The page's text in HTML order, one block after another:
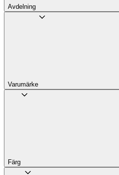
Avdelning
Varumärke
Färg